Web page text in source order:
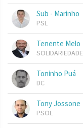
Sub - Marinho
PSL
Tenente Melo
SOLIDARIEDADE
Toninho Puá
DC
Tony Jossone
PSOL